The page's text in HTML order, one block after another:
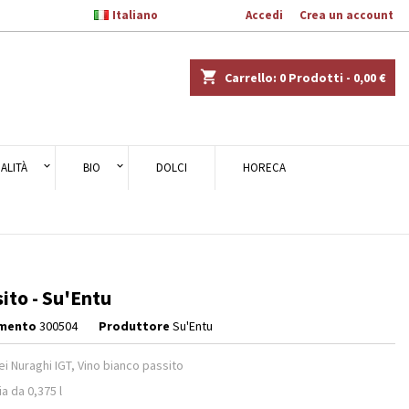
Accedi Crea un account
Italiano
shopping_cart Carrello: 0 Prodotti - 0,00 €
BIO DOLCI HORECA
- Su'Entu
300504 Produttore Su'Entu
Nuraghi IGT, Vino bianco passito
da 0,375 l